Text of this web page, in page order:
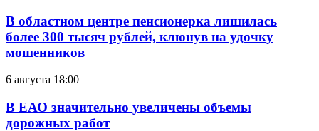
В областном центре пенсионерка лишилась
более 300 тысяч рублей, клюнув на удочку
мошенников
6 августа 18:00
В ЕАО значительно увеличены объемы
дорожных работ